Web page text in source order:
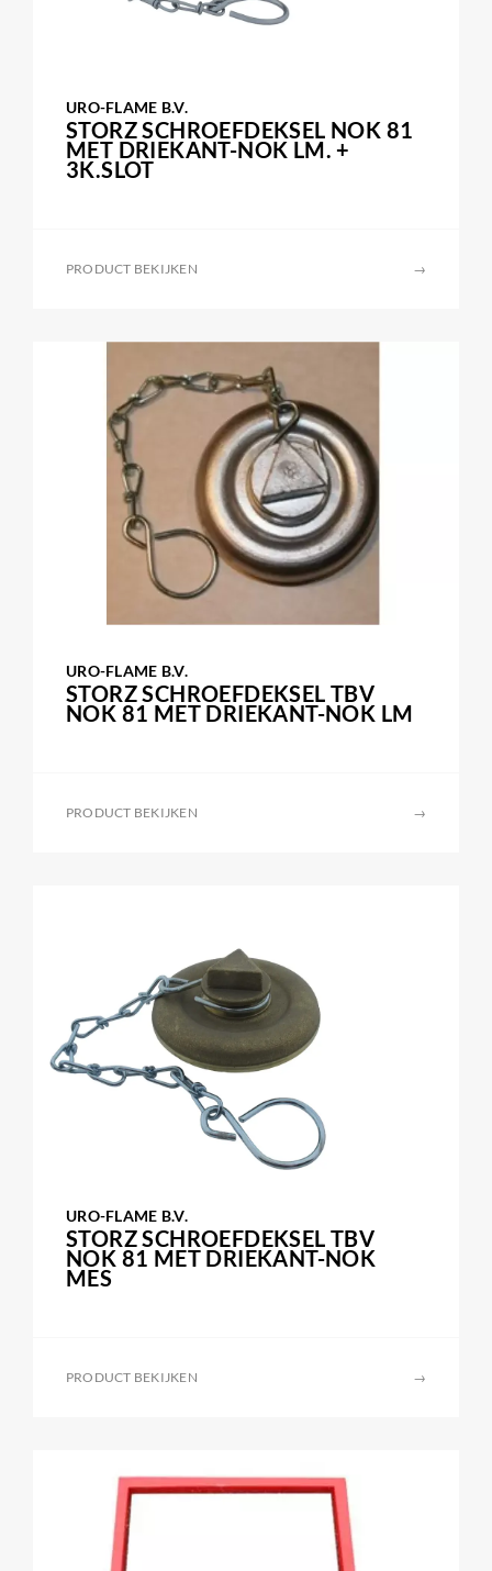
URO-FLAME B.V.
STORZ SCHROEFDEKSEL NOK 81
MET DRIEKANT-NOK LM. +
3K.SLOT
PRODUCT BEKIJKEN →
URO-FLAME B.V.
STORZ SCHROEFDEKSEL TBV
NOK 81 MET DRIEKANT-NOK LM
PRODUCT BEKIJKEN →
URO-FLAME B.V.
STORZ SCHROEFDEKSEL TBV
NOK 81 MET DRIEKANT-NOK
MES
PRODUCT BEKIJKEN →